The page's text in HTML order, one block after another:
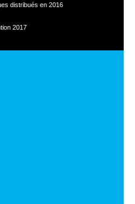
distribués en 2016
2017